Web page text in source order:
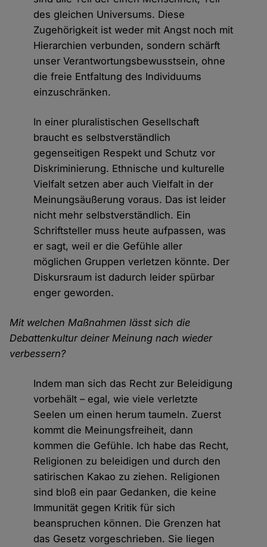
des gleichen Universums. Diese
Zugehörigkeit ist weder mit Angst noch mit
Hierarchien verbunden, sondern schärft
unser Verantwortungsbewusstsein, ohne
die freie Entfaltung des Individuums
einzuschränken.
In einer pluralistischen Gesellschaft
braucht es selbstverständlich
gegenseitigen Respekt und Schutz vor
Diskriminierung. Ethnische und kulturelle
Vielfalt setzen aber auch Vielfalt in der
Meinungsäußerung voraus. Das ist leider
nicht mehr selbstverständlich. Ein
Schriftsteller muss heute aufpassen, was
er sagt, weil er die Gefühle aller
möglichen Gruppen verletzen könnte. Der
Diskursraum ist dadurch leider spürbar
enger geworden.
Mit welchen Maßnahmen lässt sich die
Debattenkultur deiner Meinung nach wieder
verbessern?
Indem man sich das Recht zur Beleidigung
vorbehält – egal, wie viele verletzte
Seelen um einen herum taumeln. Zuerst
kommt die Meinungsfreiheit, dann
kommen die Gefühle. Ich habe das Recht,
Religionen zu beleidigen und durch den
satirischen Kakao zu ziehen. Religionen
sind bloß ein paar Gedanken, die keine
Immunität gegen Kritik für sich
beanspruchen können. Die Grenzen hat
das Gesetz vorgeschrieben. Sie liegen